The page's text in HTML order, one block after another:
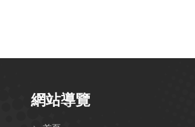
網站導覽